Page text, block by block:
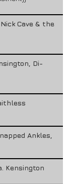
Cave & the
Di-
Ankles,
Kensington